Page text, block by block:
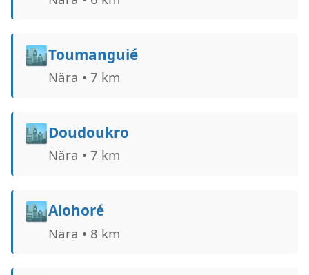
🏙️Toumanguié
Nära • 7 km
🏙️Doudoukro
Nära • 7 km
🏙️Alohoré
Nära • 8 km